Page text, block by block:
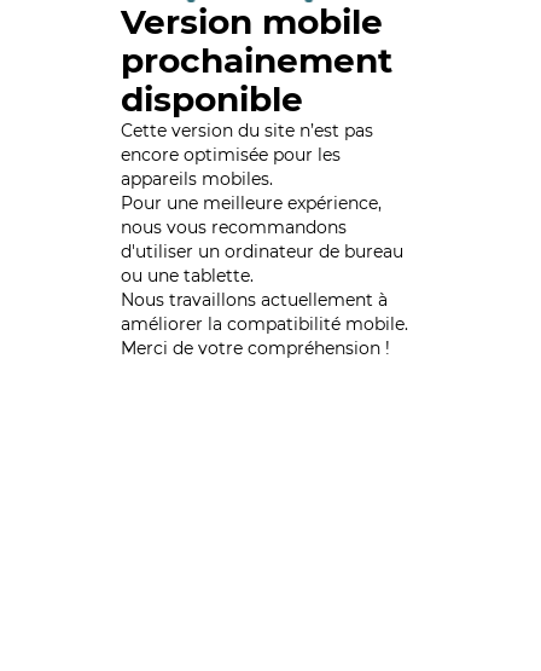
Version mobile
prochainement
disponible
Cette version du site n’est pas
encore optimisée pour les
appareils mobiles.
Pour une meilleure expérience,
nous vous recommandons
d'utiliser un ordinateur de bureau
ou une tablette.
Nous travaillons actuellement à
améliorer la compatibilité mobile.
Merci de votre compréhension !